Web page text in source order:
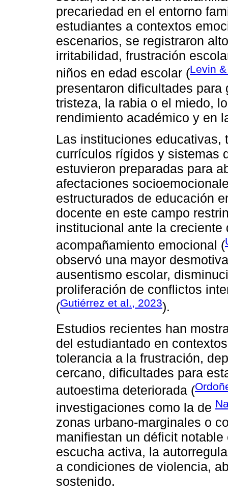
precariedad en el entorno
estudiantes a contextos
escenarios, se registraron
irritabilidad, frustración
niños en edad escolar (Levin
presentaron dificultades
tristeza, la rabia o el miedo,
rendimiento académico y en
Las instituciones educativas,
currículos rígidos y sistemas
estuvieron preparadas para
afectaciones
estructurados de educación
docente en este campo
institucional ante la
acompañamiento emocional (
observó una mayor
ausentismo escolar,
proliferación de conflictos
(Gutiérrez et al., 2023).
Estudios recientes han
del estudiantado en
tolerancia a la frustración,
cercano, dificultades para
autoestima deteriorada (
investigaciones como la de
zonas urbano-marginales o
manifiestan un déficit
escucha activa, la
a condiciones de violencia,
sostenido.